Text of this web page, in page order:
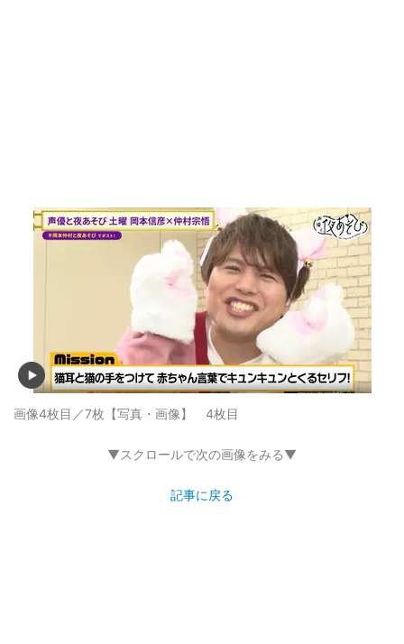
画像4枚目／7枚 【写真・画像】 4枚目
▼スクロールで次の画像をみる▼
記事に戻る